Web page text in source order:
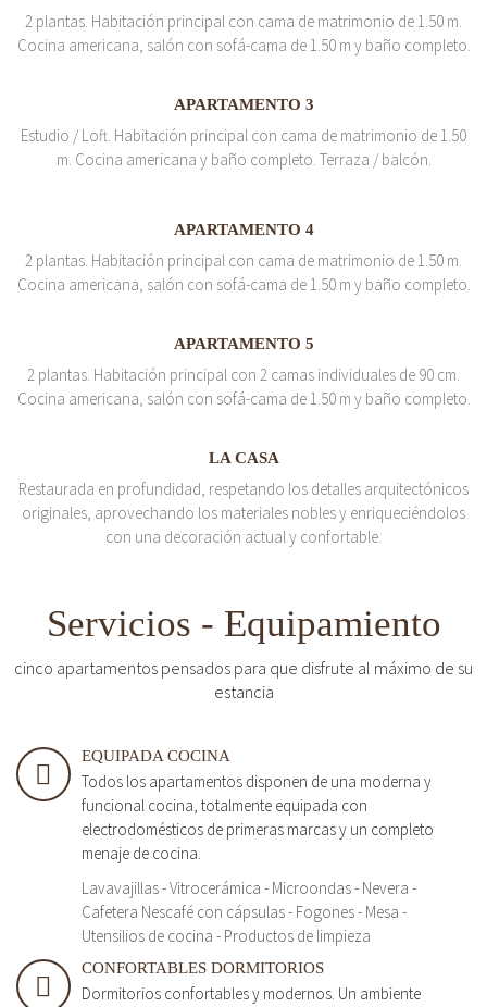
2 plantas. Habitación principal con cama de matrimonio de 1.50 m.
Cocina americana, salón con sofá-cama de 1.50 m y baño completo.
APARTAMENTO 3
Estudio / Loft. Habitación principal con cama de matrimonio de 1.50
m. Cocina americana y baño completo. Terraza / balcón.
APARTAMENTO 4
2 plantas. Habitación principal con cama de matrimonio de 1.50 m.
Cocina americana, salón con sofá-cama de 1.50 m y baño completo.
APARTAMENTO 5
2 plantas. Habitación principal con 2 camas individuales de 90 cm.
Cocina americana, salón con sofá-cama de 1.50 m y baño completo.
LA CASA
Restaurada en profundidad, respetando los detalles arquitectónicos
originales, aprovechando los materiales nobles y enriqueciéndolos
con una decoración actual y confortable.
Servicios - Equipamiento
cinco apartamentos pensados para que disfrute al máximo de su
estancia
EQUIPADA COCINA
Todos los apartamentos disponen de una moderna y
funcional cocina, totalmente equipada con
electrodomésticos de primeras marcas y un completo
menaje de cocina.
Lavavajillas - Vitrocerámica - Microondas - Nevera -
Cafetera Nescafé con cápsulas - Fogones - Mesa -
Utensilios de cocina - Productos de limpieza
CONFORTABLES DORMITORIOS
Dormitorios confortables y modernos. Un ambiente